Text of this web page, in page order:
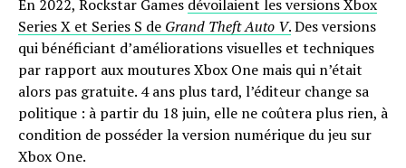
En 2022, Rockstar Games dévoilaient les versions Xbox
Series X et Series S de Grand Theft Auto V.Des versions
qui bénéficiant d’améliorations visuelles et techniques
par rapport aux moutures Xbox One mais qui n’était
alors pas gratuite. 4 ans plus tard, l’éditeur change sa
politique : à partir du 18 juin, elle ne coûtera plus rien, à
condition de posséder la version numérique du jeu sur
Xbox One.